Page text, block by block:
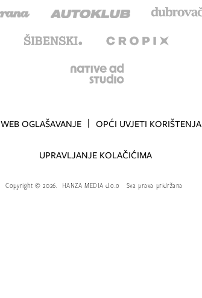
WEB OGLAŠAVANJE OPĆI UVJETI KORIŠTENJA
UPRAVLJANJE KOLAČIĆIMA
Copyright© 2026. HANZA MEDIA d.o.o Sva prava pridržana